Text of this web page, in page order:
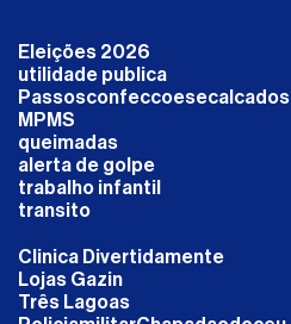
Eleições 2026
utilidade publica
Passosconfeccoesecalcados
MPMS
queimadas
alerta de golpe
trabalho infantil
transito
Clinica Divertidamente
Lojas Gazin
Três Lagoas